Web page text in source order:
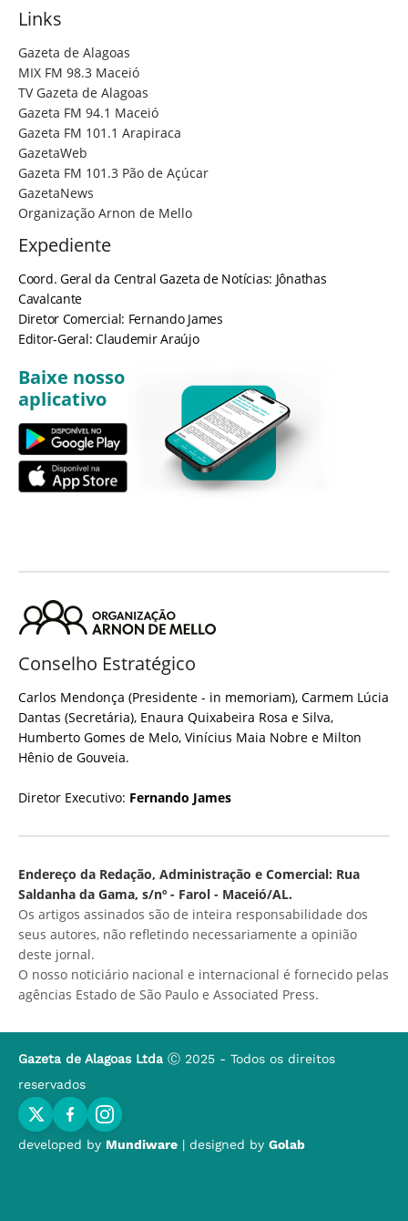
Links
Gazeta de Alagoas
MIX FM 98.3 Maceió
TV Gazeta de Alagoas
Gazeta FM 94.1 Maceió
Gazeta FM 101.1 Arapiraca
GazetaWeb
Gazeta FM 101.3 Pão de Açúcar
GazetaNews
Organização Arnon de Mello
Expediente
Coord. Geral da Central Gazeta de Notícias: Jônathas
Cavalcante
Diretor Comercial: Fernando James
Editor-Geral: Claudemir Araújo
Baixe nosso
aplicativo
Conselho Estratégico
Carlos Mendonça (Presidente - in memoriam), Carmem Lúcia
Dantas (Secretária), Enaura Quixabeira Rosa e Silva,
Humberto Gomes de Melo, Vinícius Maia Nobre e Milton
Hênio de Gouveia.
Diretor Executivo: Fernando James
Endereço da Redação, Administração e Comercial: Rua
Saldanha da Gama, s/nº - Farol - Maceió/AL.
Os artigos assinados são de inteira responsabilidade dos
seus autores, não refletindo necessariamente a opinião
deste jornal.
O nosso noticiário nacional e internacional é fornecido pelas
agências Estado de São Paulo e Associated Press.
Gazeta de Alagoas Ltda Ⓒ 2025 - Todos os direitos
reservados
developed by Mundiware | designed by Golab